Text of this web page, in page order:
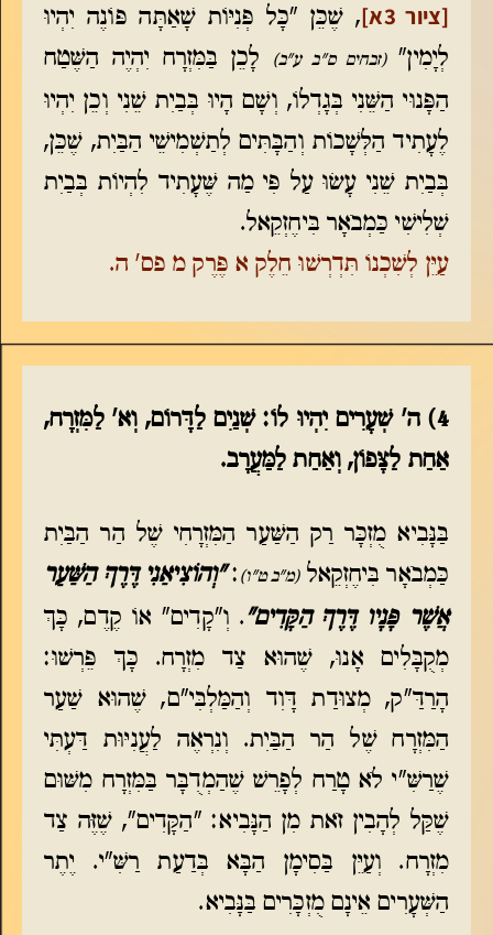
[ציור 3א]
, שֶׁכֵּן "כָּל פְּנִיּוֹת שָׁאַתָּה פּוֹנֶה יִהְיוּ
לְיָמִין"(זבחים ס"ב ע"ב)
לָכֵן בַּמִּזְרָח יִהְיֶה הַשֶּׁטַח
הַפָּנוּי הַשֵּׁנִי בְּגָדְלוֹ, וְשָׁם הָיוּ בְּבַיִת שֵׁנִי וְכֵן יִהְיוּ
לֶעָתִיד הַלְּשָׁכוֹת וְהַבָּתִּים לְתַשְׁמִישֵׁי הַבַּיִת, שֶׁכֵּן,
בְּבַיִת שֵׁנִי עָשׂוּ עַל פִּי מַה שֶּׁעָתִיד לִהְיוֹת בְּבַיִת
שְׁלִישִׁי כַּמְבֹאָר בִּיחֶזְקֵאל.
עַיֵּן לְשִׁכְנוֹ תִּדְרְשׁוּ חֵלֶק א פֶּרֶק מ פס' ה.
4) ה' שְׁעָרִים יִהְיוּ לוֹ: שְׁנַיִם לַדָּרוֹם, וְא' לַמִּזְרָח,
אַחַת לַצָּפוֹן, וְאַחַת לַמַּעֲרָב.
בַּנָּבִיא מֻזְכָּר רַק הַשַּׁעַר הַמִּזְרָחִי שֶׁל הַר הַבַּיִת
כַּמְבֹאָר בִּיחֶזְקֵאל(מ"ב ט"ו) :"וְהוֹצִיאַנִי דֶּרֶךְ הַשַּׁעַר
אֲשֶׁר פָּנָיו דֶּרֶךְ הַקָּדִים". וְ"קָדִים" אוֹ קֶדֶם, כָּךְ
מְקֻבָּלִים אָנוּ, שֶׁהוּא צַד מִזְרָח. כָּךְ פֵּרְשׁוּ:
הָרַדַּ"ק, מְצוּדַת דָּוִד וְהַמַּלְבִּי"ם, שֶׁהוּא שַׁעַר
הַמִּזְרָח שֶׁל הַר הַבַּיִת. וְנִרְאֶה לַעֲנִיּוּת דַּעְתִּי
שֶׁרַשִּׁ"י לֹא טָרַח לְפָרֵשׁ שֶׁהַמְדֻבָּר בַּמִּזְרָח מִשּׁוּם
שֶׁקַּל לְהָבִין זֹאת מִן הַנָּבִיא: "הַקָּדִים", שֶׁזֶּה צַד
מִזְרָח. וְעַיֵּן בַּסִימָן הַבָּא בְּדַעַת רַשִּׁ"י. יֶתֶר
הַשְּׁעָרִים אֵינָם מֻזְכָּרִים בַּנָּבִיא.